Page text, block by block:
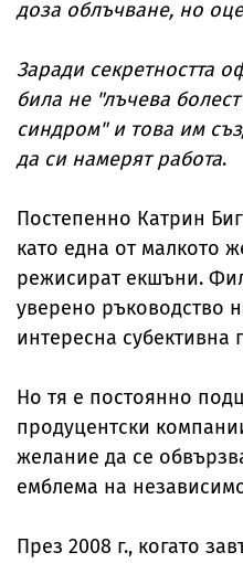
доза облъчване, но
Заради секретността
била не "лъчева
синдром" и това им
да си намерят работа.
Постепенно Катрин
като една от малкото
режисират екшъни.
уверено ръководство
интересна субективна
Но тя е постоянно
продуцентски
желание да се
емблема на
През 2008 г., когато